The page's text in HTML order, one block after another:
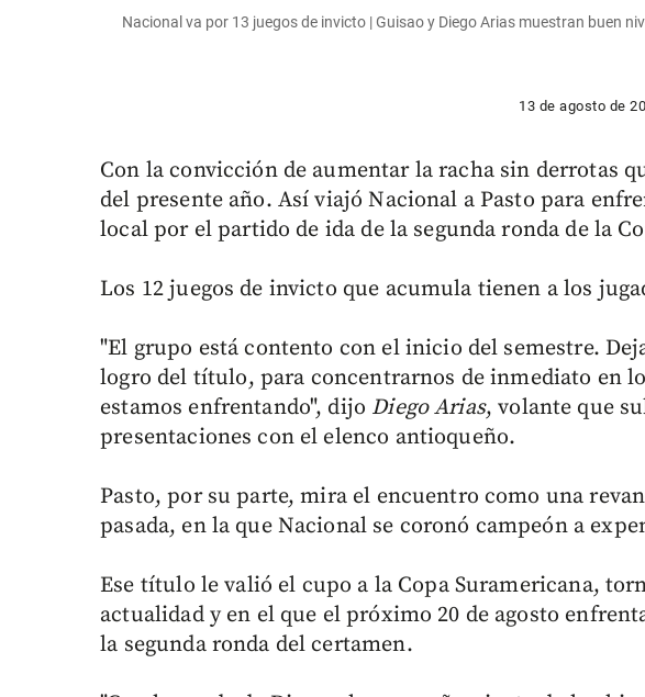
Nacional va por 13 juegos de invicto | Guisao y Diego Arias muestran buen
13 de agosto de
Con la convicción de aumentar la racha sin derrotas
del presente año. Así viajó Nacional a Pasto para
local por el partido de ida de la segunda ronda de la
Los 12 juegos de invicto que acumula tienen a los
"El grupo está contento con el inicio del semestre.
logro del título, para concentrarnos de inmediato en
estamos enfrentando", dijo Diego Arias, volante que
presentaciones con el elenco antioqueño.
Pasto, por su parte, mira el encuentro como una
pasada, en la que Nacional se coronó campeón a
Ese título le valió el cupo a la Copa Suramericana,
actualidad y en el que el próximo 20 de agosto
la segunda ronda del certamen.